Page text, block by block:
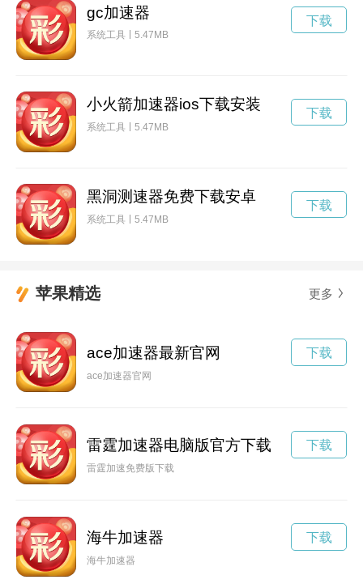
gc加速器
系统工具 5.47MB
下载
小火箭加速器ios下载安装
系统工具 5.47MB
下载
黑洞测速器免费下载安卓
系统工具 5.47MB
下载
苹果精选 更多
ace加速器最新官网
ace加速器官网
下载
雷霆加速器电脑版官方下载
雷霆加速免费版下载
下载
海牛加速器
海牛加速器
下载